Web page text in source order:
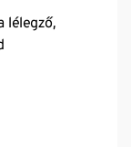
lélegző,